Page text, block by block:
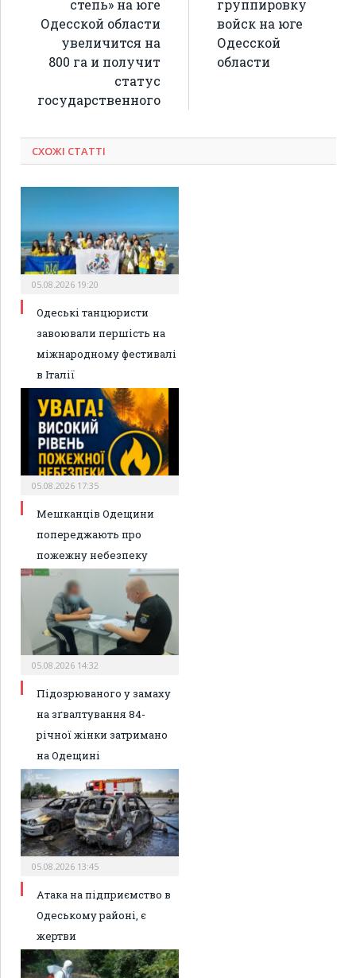
степь» на юге
Одесской области
увеличится на
800 га и получит
статус
государственного
группировку
войск на юге
Одесской
области
СХОЖІ СТАТТІ
05.08.2026 19:20
Одеські танцюристи
завоювали першість на
міжнародному фестивалі
в Італії
05.08.2026 17:35
Мешканців Одещини
попереджають про
пожежну небезпеку
05.08.2026 14:32
Підозрюваного у замаху
на зґвалтування 84-
річної жінки затримано
на Одещині
05.08.2026 13:45
Атака на підприємство в
Одеському районі, є
жертви